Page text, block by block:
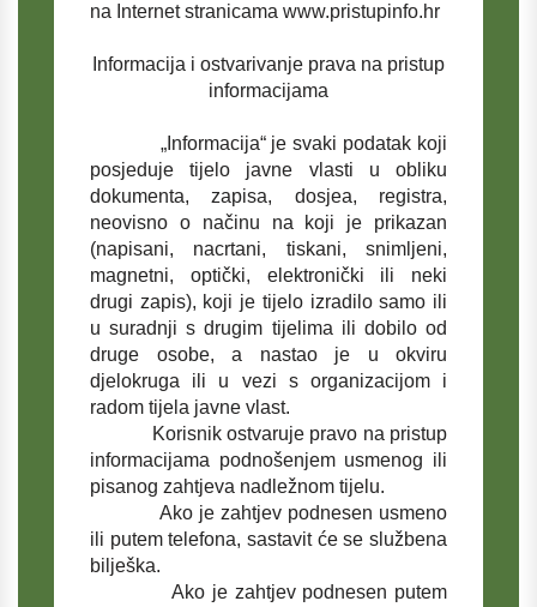
na Internet stranicama www.pristupinfo.hr
Informacija i ostvarivanje prava na pristup
informacijama
„Informacija“ je svaki podatak koji
posjeduje tijelo javne vlasti u obliku
dokumenta, zapisa, dosjea, registra,
neovisno o načinu na koji je prikazan
(napisani, nacrtani, tiskani, snimljeni,
magnetni, optički, elektronički ili neki
drugi zapis), koji je tijelo izradilo samo ili
u suradnji s drugim tijelima ili dobilo od
druge osobe, a nastao je u okviru
djelokruga ili u vezi s organizacijom i
radom tijela javne vlast.
Korisnik ostvaruje pravo na pristup
informacijama podnošenjem usmenog ili
pisanog zahtjeva nadležnom tijelu.
Ako je zahtjev podnesen usmeno
ili putem telefona, sastavit će se službena
bilješka.
Ako je zahtjev podnesen putem